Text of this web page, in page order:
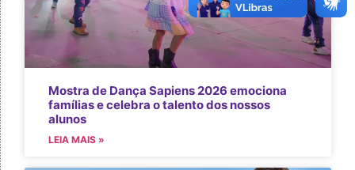
Mostra de Dança Sapiens 2026 emociona
famílias e celebra o talento dos nossos
alunos
LEIA MAIS »